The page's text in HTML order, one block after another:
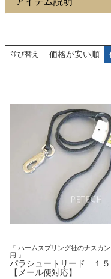
並び替え 価格が安い順
『 ハームスプリング社のナスカ
用 』
パラシュートリード １
【メール便対応】